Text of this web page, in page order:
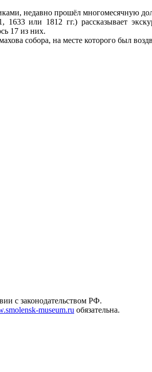
недавно прошёл многомесячную
или 1812 гг.) рассказывает
17 из них.
собора, на месте которого был
с законодательством РФ.
museum.ru обязательна.